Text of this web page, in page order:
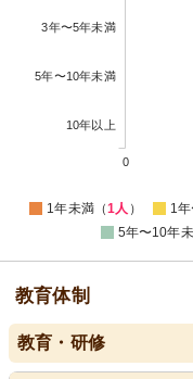
3年〜5年未満
5年〜10年未満
10年以上
0
1年未満（1人 ） 1
5年〜10年
教育体制
教育・研修